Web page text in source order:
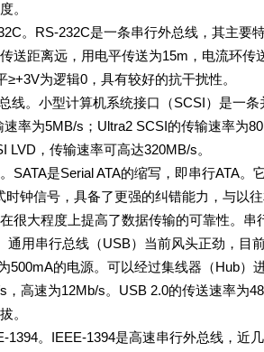
。
232C是一条串行外总线，其主要特
送距离远，用电平传送为15m，电流环
≥+3V为逻辑0，具有较好的抗干扰性。
型计算机系统接口（SCSI）是一条并
率为5MB/s；Ultra2 SCSI的传输速率为
LVD，传输速率可高达320MB/s。
是Serial ATA的缩写，即串行ATA。它
时钟信号，具备了更强的纠错能力，与以
很大程度上提高了数据传输的可靠性。
行总线（USB）当前风头正劲，目前
500mA的电源。可以经过集线器（Hub
，高速为12Mb/s。USB 2.0的传送速率为
。
IEEE-1394是高速串行外总线，近几